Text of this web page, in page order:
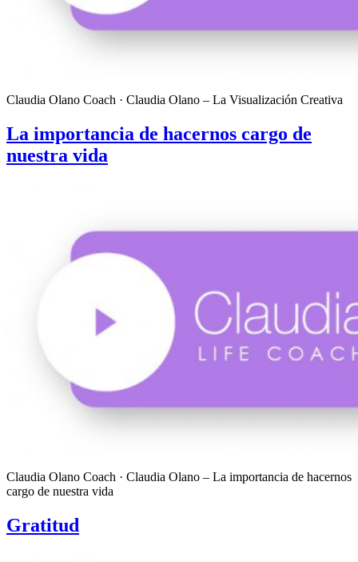
Claudia Olano Coach · Claudia Olano – La Visualización Creativa
La importancia de hacernos cargo de
nuestra vida
Claudia Olano Coach · Claudia Olano – La importancia de hacernos
cargo de nuestra vida
Gratitud